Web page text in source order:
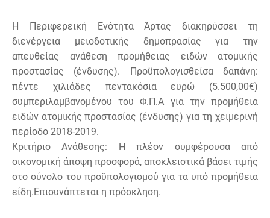
H Περιφερεική Ενότητα Άρτας διακηρύσσει τη
διενέργεια μειοδοτικής δημοπρασίας για την
απευθείας ανάθεση προμήθειας ειδών ατομικής
προστασίας (ένδυσης). Προϋπολογισθείσα δαπάνη:
πέντε χιλιάδες πεντακόσια ευρώ (5.500,00€)
συμπεριλαμβανομένου του Φ.Π.Α για την προμήθεια
ειδών ατομικής προστασίας (ένδυσης) για τη χειμερινή
περίοδο 2018-2019.
Κριτήριο Ανάθεσης: Η πλέον συμφέρουσα από
οικονομική άποψη προσφορά, αποκλειστικά βάσει τιμής
στο σύνολο του προϋπολογισμού για τα υπό προμήθεια
είδη.Επισυνάπτεται η πρόσκληση.